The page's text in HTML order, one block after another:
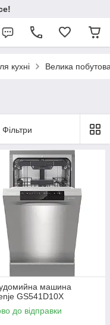
кухні Велика
Фільтри
машина
GS541D10X
до відправки